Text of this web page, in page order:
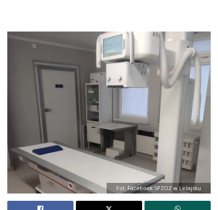
Fot. Facebook SPZOZ w Leżajsku